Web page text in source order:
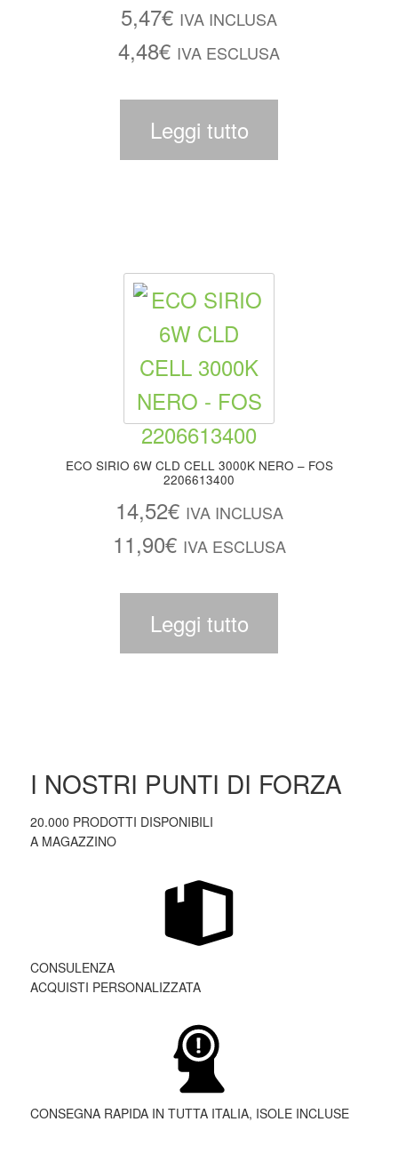
5,47€ IVA INCLUSA
4,48€ IVA ESCLUSA
Leggi tutto
ECO SIRIO 6W CLD CELL 3000K NERO – FOS
2206613400
14,52€ IVA INCLUSA
11,90€ IVA ESCLUSA
Leggi tutto
I NOSTRI PUNTI DI FORZA
20.000 PRODOTTI DISPONIBILI
A MAGAZZINO
CONSULENZA
ACQUISTI PERSONALIZZATA
CONSEGNA RAPIDA IN TUTTA ITALIA, ISOLE INCLUSE